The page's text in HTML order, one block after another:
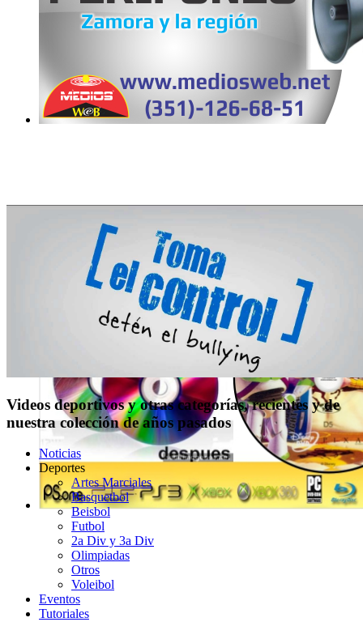
Videos deportivos y otras categorías, recientes y de
nuestra colección de años pasados
Noticias
Deportes
Artes Marciales
Basquetbol
Beisbol
Futbol
2a Div y 3a Div
Olimpiadas
Otros
Voleibol
Eventos
Tutoriales